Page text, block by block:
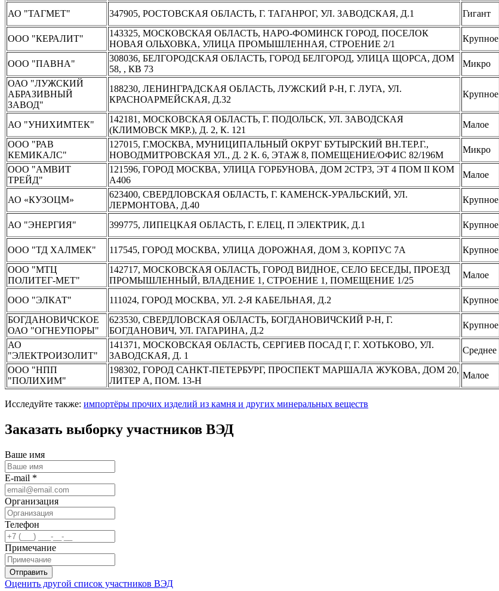
АО "ТАГМЕТ"
347905, РОСТОВСКАЯ ОБЛАСТЬ, Г. ТАГАНРОГ, УЛ. ЗАВОДСКАЯ, Д.1 Гигант
ООО "КЕРАЛИТ"
143325, МОСКОВСКАЯ ОБЛАСТЬ, НАРО-ФОМИНСК ГОРОД, ПОСЕЛОК
НОВАЯ ОЛЬХОВКА, УЛИЦА ПРОМЫШЛЕННАЯ, СТРОЕНИЕ 2/1
Крупное
ООО "ПАВНА"
308036, БЕЛГОРОДСКАЯ ОБЛАСТЬ, ГОРОД БЕЛГОРОД, УЛИЦА ЩОРСА, ДОМ
58, , КВ 73
Микро
ОАО "ЛУЖСКИЙ
АБРАЗИВНЫЙ
ЗАВОД"
188230, ЛЕНИНГРАДСКАЯ ОБЛАСТЬ, ЛУЖСКИЙ Р-Н, Г. ЛУГА, УЛ.
КРАСНОАРМЕЙСКАЯ, Д.32
Крупное
АО "УНИХИМТЕК"
142181, МОСКОВСКАЯ ОБЛАСТЬ, Г. ПОДОЛЬСК, УЛ. ЗАВОДСКАЯ
(КЛИМОВСК МКР.), Д. 2, К. 121
Малое
ООО "РАВ
КЕМИКАЛС"
127015, Г.МОСКВА, МУНИЦИПАЛЬНЫЙ ОКРУГ БУТЫРСКИЙ ВН.ТЕР.Г.,
НОВОДМИТРОВСКАЯ УЛ., Д. 2 К. 6, ЭТАЖ 8, ПОМЕЩЕНИЕ/ОФИС 82/196М
Микро
ООО "АМВИТ
ТРЕЙД"
121596, ГОРОД МОСКВА, УЛИЦА ГОРБУНОВА, ДОМ 2СТР3, ЭТ 4 ПОМ II КОМ
А406
Малое
АО «КУЗОЦМ»
623400, СВЕРДЛОВСКАЯ ОБЛАСТЬ, Г. КАМЕНСК-УРАЛЬСКИЙ, УЛ.
ЛЕРМОНТОВА, Д.40
Крупное
АО "ЭНЕРГИЯ" 399775, ЛИПЕЦКАЯ ОБЛАСТЬ, Г. ЕЛЕЦ, П ЭЛЕКТРИК, Д.1 Крупное
ООО "ТД ХАЛМЕК"
117545, ГОРОД МОСКВА, УЛИЦА ДОРОЖНАЯ, ДОМ 3, КОРПУС 7А Крупное
ООО "МТЦ
ПОЛИТЕГ-МЕТ"
142717, МОСКОВСКАЯ ОБЛАСТЬ, ГОРОД ВИДНОЕ, СЕЛО БЕСЕДЫ, ПРОЕЗД
ПРОМЫШЛЕННЫЙ, ВЛАДЕНИЕ 1, СТРОЕНИЕ 1, ПОМЕЩЕНИЕ 1/25
Малое
ООО "ЭЛКАТ"
111024, ГОРОД МОСКВА, УЛ. 2-Я КАБЕЛЬНАЯ, Д.2 Крупное
БОГДАНОВИЧСКОЕ
ОАО "ОГНЕУПОРЫ"
623530, СВЕРДЛОВСКАЯ ОБЛАСТЬ, БОГДАНОВИЧСКИЙ Р-Н, Г.
БОГДАНОВИЧ, УЛ. ГАГАРИНА, Д.2
Крупное
АО
"ЭЛЕКТРОИЗОЛИТ"
141371, МОСКОВСКАЯ ОБЛАСТЬ, СЕРГИЕВ ПОСАД Г, Г. ХОТЬКОВО, УЛ.
ЗАВОДСКАЯ, Д. 1
Среднее
ООО "НПП
"ПОЛИХИМ"
198302, ГОРОД САНКТ-ПЕТЕРБУРГ, ПРОСПЕКТ МАРШАЛА ЖУКОВА, ДОМ 20,
ЛИТЕР А, ПОМ. 13-Н
Малое
Исследуйте также: импортёры прочих изделий из камня и других минеральных веществ
Заказать выборку участников ВЭД
Ваше имя
E-mail *
Организация
Телефон
Примечание
Отправить
Оценить другой список участников ВЭД